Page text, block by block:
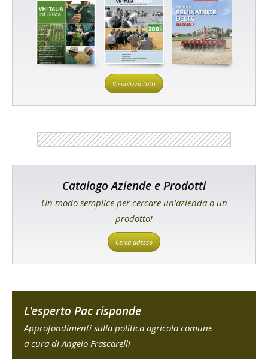
Visualizza tutti
Catalogo Aziende e Prodotti
Un modo semplice per cercare un'azienda o un
prodotto!
Cerca adesso
L'esperto Pac risponde
Approfondimenti sulla politica agricola comune
a cura di Angelo Frascarelli